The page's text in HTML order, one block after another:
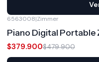
6563008|Zimmer
Piano Digital Portable
$379.900$479.900